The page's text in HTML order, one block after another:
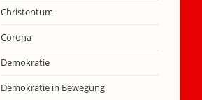
Christentum
Corona
Demokratie
Demokratie in Bewegung